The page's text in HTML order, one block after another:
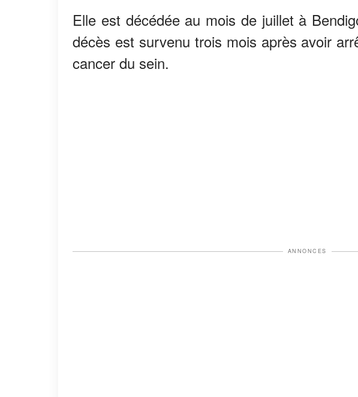
Elle est décédée au mois de juillet à
décès est survenu trois mois après avoir
cancer du sein.
ANNONCES